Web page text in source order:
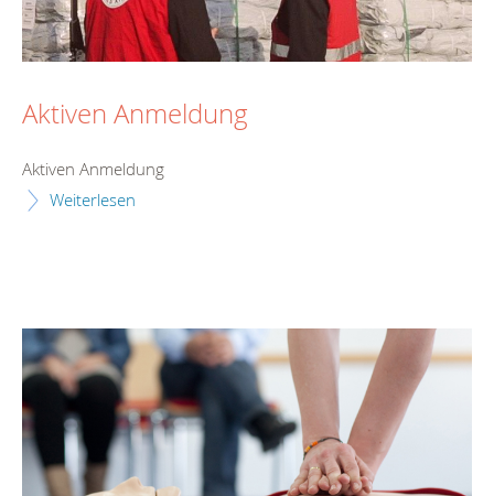
Aktiven Anmeldung
Aktiven Anmeldung
Weiterlesen